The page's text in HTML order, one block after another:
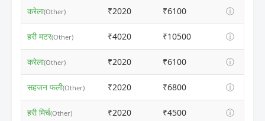
करेला(Other) ₹2020 ₹6100 ⓘ
हरी मटर(Other) ₹4020 ₹10500 ⓘ
करेला(Other) ₹2020 ₹6100 ⓘ
सहजन फली(Other) ₹2020 ₹6800 ⓘ
हरी मिर्च(Other) ₹2020 ₹4500 ⓘ